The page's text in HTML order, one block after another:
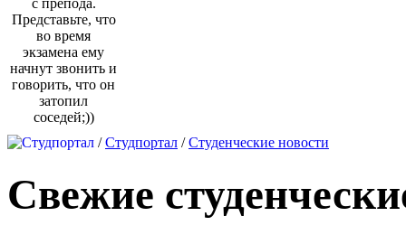
с препода.
Представьте, что
во время
экзамена ему
начнут звонить и
говорить, что он
затопил
соседей;))
/Студпортал /Студенческие новости
Свежие